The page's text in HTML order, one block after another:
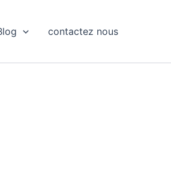
contactez nous